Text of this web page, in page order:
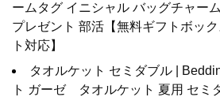
ームタグ イニシャル バッグチャー
プレゼント 部活【無料ギフトボッ
ト対応】
タオルケット セミダブル |
ト ガーゼ タオルケット 夏用 セ